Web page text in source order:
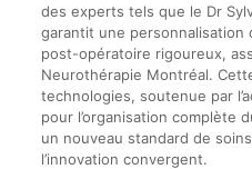
des experts tels que le Dr
garantit une
post-opératoire rigoureux,
Neurothérapie Montréal.
technologies, soutenue par
pour l’organisation complète
un nouveau standard de
l’innovation convergent.